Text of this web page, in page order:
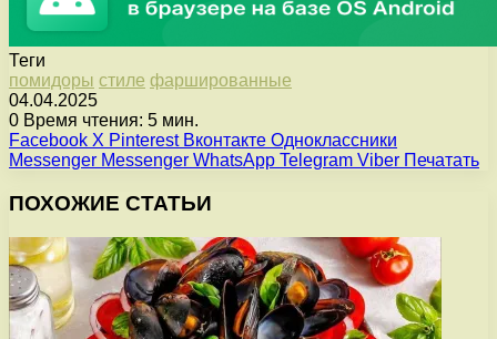
Теги
помидоры стиле фаршированные
04.04.2025
0 Время чтения: 5 мин.
Facebook X Pinterest Вконтакте Одноклассники
Messenger Messenger WhatsApp Telegram Viber Печатать
ПОХОЖИЕ СТАТЬИ